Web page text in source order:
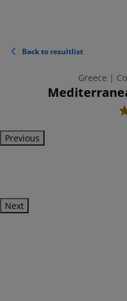
Back to resultlist
Greece |
3
Previous
Next